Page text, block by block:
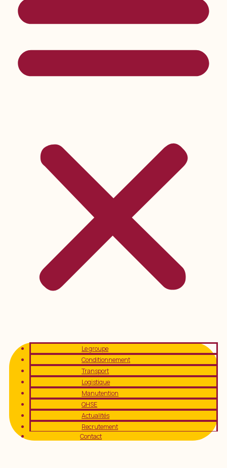
Le groupe
Conditionnement
Transport
Logistique
Manutention
QHSE
Actualités
Recrutement
Contact